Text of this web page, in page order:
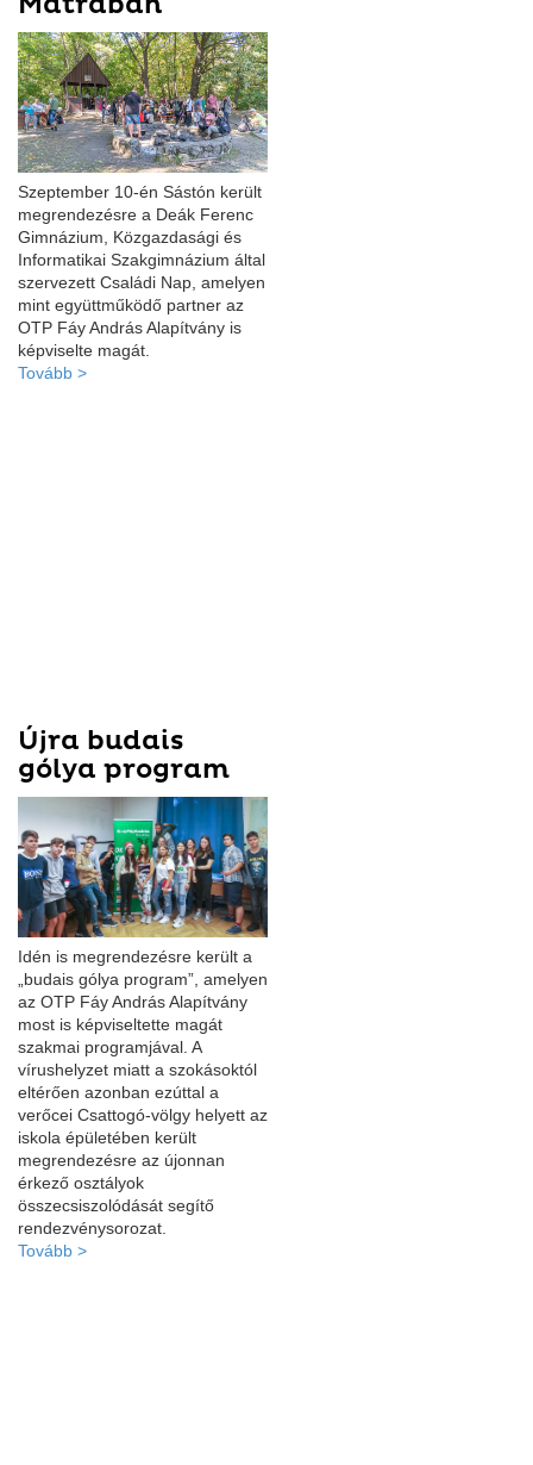
Szeptember 10-én Sástón került
megrendezésre a Deák Ferenc
Gimnázium, Közgazdasági és
Informatikai Szakgimnázium által
szervezett Családi Nap, amelyen
mint együttműködő partner az
OTP Fáy András Alapítvány is
képviselte magát.
Tovább >
Újra budais
gólya program
Idén is megrendezésre került a
„budais gólya program”, amelyen
az OTP Fáy András Alapítvány
most is képviseltette magát
szakmai programjával. A
vírushelyzet miatt a szokásoktól
eltérően azonban ezúttal a
verőcei Csattogó-völgy helyett az
iskola épületében került
megrendezésre az újonnan
érkező osztályok
összecsiszolódását segítő
rendezvénysorozat.
Tovább >